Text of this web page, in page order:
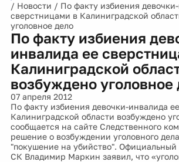
/ Новости / По факту избиения
сверстницами в Калиниградской
уголовное дело
По факту избиения
инвалида ее
Калиниградской
возбуждено уголовное
07 апреля 2012
По факту избиения девочки-инвалида
Калиниградской области возбуждено
сообщается на сайте Следственного
решение о возбуждении уголовного
"покушение на убийство". Официальный
СК Владимир Маркин заявил, что